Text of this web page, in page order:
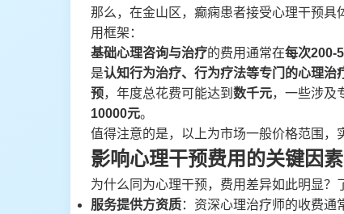
那么，在金山区，癫痫患者接受心理干预
用框架：
基础心理咨询与治疗的费用通常在每次200-
是认知行为治疗、行为疗法等专门的心理治
预，年度总花费可能达到 数千元，一些涉及
10000元。
值得注意的是，以上为市场一般价格范围，
影响心理干预费用的关键因素
为什么同为心理干预，费用差异如此明显？
服务提供方资质：资深心理治疗师的收费